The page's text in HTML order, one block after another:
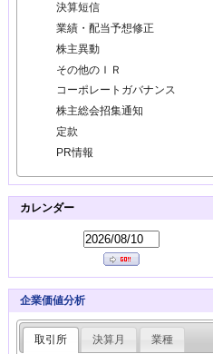
決算短信
業績・配当予想修正
株主異動
その他のＩＲ
コーポレートガバナンス
株主総会招集通知
定款
PR情報
カレンダー
企業価値分析
取引所 決算月 業種